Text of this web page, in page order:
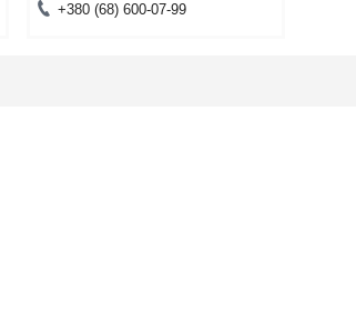
+380 (68) 600-07-99